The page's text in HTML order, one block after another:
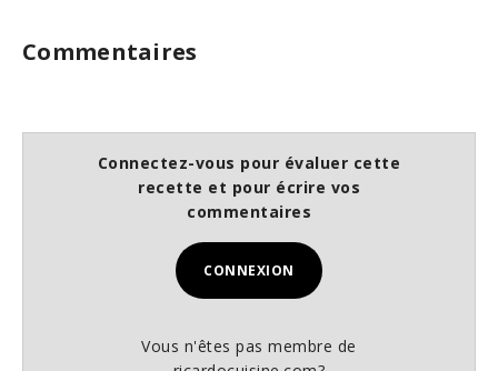
Commentaires
Connectez-vous pour évaluer cette
recette et pour écrire vos
commentaires
CONNEXION
Vous n'êtes pas membre de